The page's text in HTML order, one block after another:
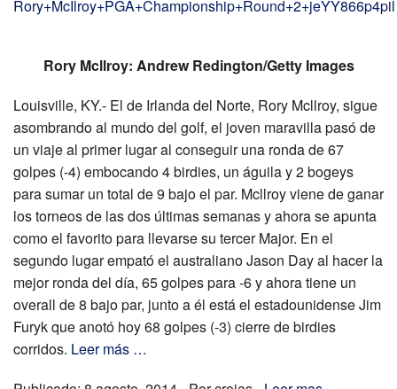
Rory Mcllroy: Andrew Redington/Getty Images
Louisville, KY.- El de Irlanda del Norte, Rory Mcllroy, sigue
asombrando al mundo del golf, el joven maravilla pasó de
un viaje al primer lugar al conseguir una ronda de 67
golpes (-4) embocando 4 birdies, un águila y 2 bogeys
para sumar un total de 9 bajo el par. Mcllroy viene de ganar
los torneos de las dos últimas semanas y ahora se apunta
como el favorito para llevarse su tercer Major. En el
segundo lugar empató el australiano Jason Day al hacer la
mejor ronda del día, 65 golpes para -6 y ahora tiene un
overall de 8 bajo par, junto a él está el estadounidense Jim
Furyk que anotó hoy 68 golpes (-3) cierre de birdies
corridos. Leer más …